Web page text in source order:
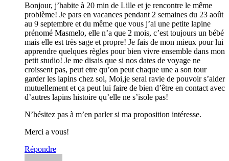
Bonjour, j’habite à 20 min de Lille et je rencontre le même
problème! Je pars en vacances pendant 2 semaines du 23 août
au 9 septembre et du même que vous j’ai une petite lapine
prénomé Masmelo, elle n’a que 2 mois, c’est toujours un bébé
mais elle est très sage et propre! Je fais de mon mieux pour lui
apprendre quelques règles pour bien vivre ensemble dans mon
petit studio! Je me disais que si nos dates de voyage ne
croissent pas, peut etre qu’on peut chaque une a son tour
garder les lapins chez soi, Moi,je serai ravie de pouvoir s’aider
mutuellement et ça peut lui faire de bien d’être en contact avec
d’autres lapins histoire qu’elle ne s’isole pas!
N’hésitez pas à m’en parler si ma proposition intéresse.
Merci a vous!
Répondre